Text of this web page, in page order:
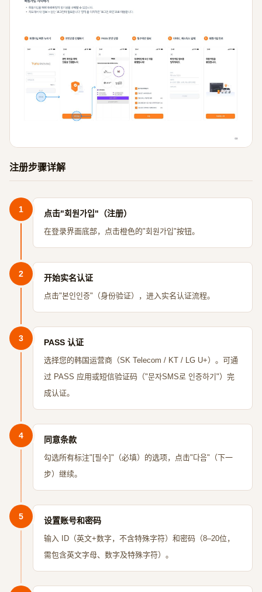
注册步骤详解
1 点击"회원가입"（注册）
在登录界面底部，点击橙色的"회원가입"按钮。
2 开始实名认证
点击"본인인증"（身份验证），进入实名认证流程。
3 PASS 认证
选择您的韩国运营商（SK Telecom / KT / LG U+）。可通
过 PASS 应用或短信验证码（"문자SMS로 인증하기"）完
成认证。
4 同意条款
勾选所有标注"[필수]"（必填）的选项，点击"다음"（下一
步）继续。
5 设置账号和密码
输入 ID（英文+数字，不含特殊字符）和密码（8–20位，
需包含英文字母、数字及特殊字符）。